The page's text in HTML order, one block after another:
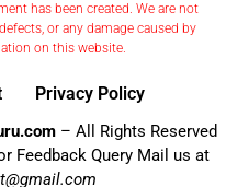
has been created. We are not
or any damage caused by
on this website.
Privacy Policy
– All Rights Reserved
Feedback Query Mail us at